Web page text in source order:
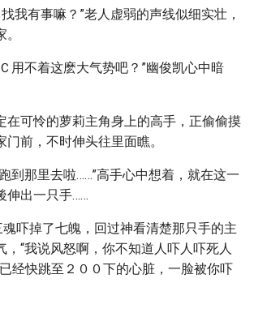
我有事嘛？”老人虚弱的声线似细实壮，
用不着这麽大气势吧？”幽俊凯心中暗
在可怜的萝莉主角身上的高手，正偷偷摸
前，不时伸头往里面瞧。
到那里去啦……”高手心中想着，就在这一
伸出一只手……
魂吓掉了七魄，回过神看清楚那只手的主
，“我说风怒啊，你不知道人吓人吓死人
经快跳至２００下的心脏，一脸被你吓